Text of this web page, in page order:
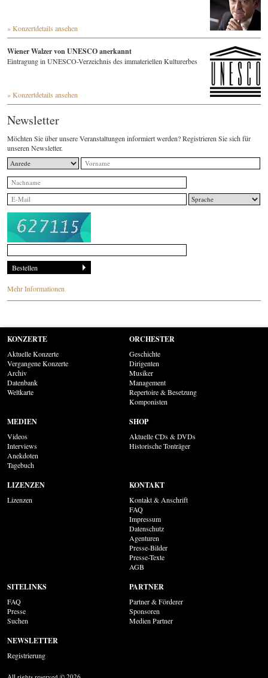
» Konzertdetails ansehen
Wiener Walzer von UNESCO anerkannt
Eintragung in UNESCO-Verzeichnis des immateriellen Kulturerbes
» Konzertdetails ansehen
Newsletter
Möchten Sie über unsere Veranstaltungen informiert werden? Registrieren Sie sich für
unseren Newsletter.
Mehr Informationen
KONZERTE
Aktuelle Konzerte
Vergangene Konzerte
Archiv
Datenbank
Weltkarte
ORCHESTER
Geschichte
Dirigenten
Musiker
Management
Repertoire & Besetzung
Komponisten
MEDIEN
Videos
Interviews
Anekdoten
Tagebuch
SHOP
Aktuelle CDs & DVDs
Historische Tonträger
LIZENZEN
Lizenzen
KONTAKT
Kontakt & Anschrift
FAQ
Impressum
Datenschutz
Agenturen
Presse-Bilder
Presse-Texte
AGB
SITELINKS
FAQ
Presse
Suchen
PARTNER
Partner & Förderer
Sponsoren
Medien Partner
NEWSLETTER
Registrierung